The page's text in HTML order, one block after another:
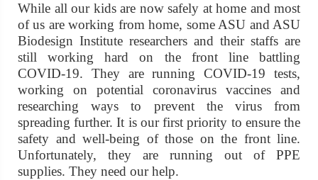
While all our kids are now safely at home and most
of us are working from home, some ASU and ASU
Biodesign Institute researchers and their staffs are
still working hard on the front line battling
COVID-19. They are running COVID-19 tests,
working on potential coronavirus vaccines and
researching ways to prevent the virus from
spreading further. It is our first priority to ensure the
safety and well-being of those on the front line.
Unfortunately, they are running out of PPE
supplies. They need our help.